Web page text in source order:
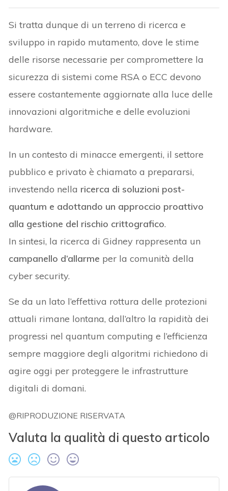
Si tratta dunque di un terreno di ricerca e
sviluppo in rapido mutamento, dove le stime
delle risorse necessarie per compromettere la
sicurezza di sistemi come RSA o ECC devono
essere costantemente aggiornate alla luce delle
innovazioni algoritmiche e delle evoluzioni
hardware.
In un contesto di minacce emergenti, il settore
pubblico e privato è chiamato a prepararsi,
investendo nella ricerca di soluzioni post-
quantum e adottando un approccio proattivo
alla gestione del rischio crittografico.
In sintesi, la ricerca di Gidney rappresenta un
campanello d’allarme per la comunità della
cyber security.
Se da un lato l’effettiva rottura delle protezioni
attuali rimane lontana, dall’altro la rapidità dei
progressi nel quantum computing e l’efficienza
sempre maggiore degli algoritmi richiedono di
agire oggi per proteggere le infrastrutture
digitali di domani.
@RIPRODUZIONE RISERVATA
Valuta la qualità di questo articolo